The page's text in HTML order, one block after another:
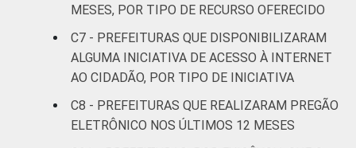
MESES, POR TIPO DE RECURSO OFERECIDO
C7 - PREFEITURAS QUE DISPONIBILIZARAM
ALGUMA INICIATIVA DE ACESSO À INTERNET
AO CIDADÃO, POR TIPO DE INICIATIVA
C8 - PREFEITURAS QUE REALIZARAM PREGÃO
ELETRÔNICO NOS ÚLTIMOS 12 MESES